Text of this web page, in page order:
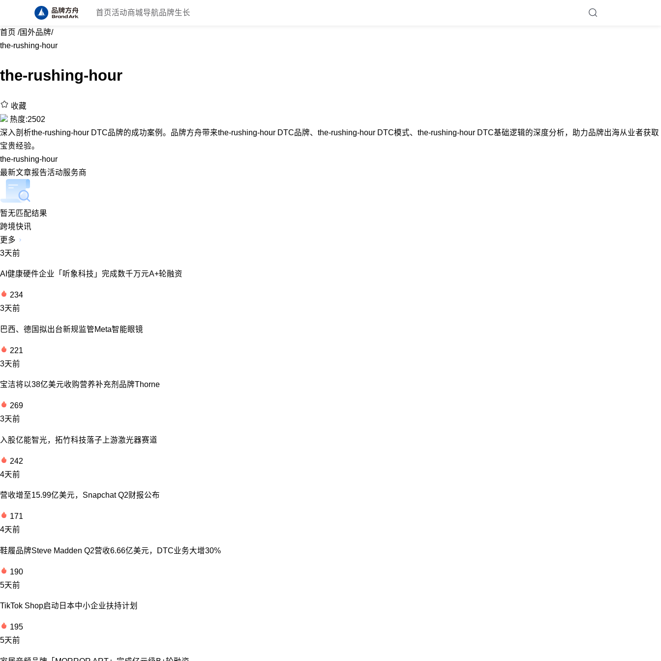
首页 活动商城导航品牌生长
首页 /国外品牌/
the-rushing-hour
the-rushing-hour
收藏
热度:2502
深入剖析the-rushing-hour DTC品牌的成功案例。品牌方舟带来the-rushing-hour DTC品牌、the-rushing-hour DTC模式、the-rushing-hour DTC基础逻辑的深度分析，助力品牌出海从业者获取
宝贵经验。
the-rushing-hour
最新文章报告活动服务商
暂无匹配结果
跨境快讯
更多
3天前
AI健康硬件企业「听象科技」完成数千万元A+轮融资
234
3天前
巴西、德国拟出台新规监管Meta智能眼镜
221
3天前
宝洁将以38亿美元收购营养补充剂品牌Thorne
269
3天前
入股亿能智光，拓竹科技落子上游激光器赛道
242
4天前
营收增至15.99亿美元，Snapchat Q2财报公布
171
4天前
鞋履品牌Steve Madden Q2营收6.66亿美元，DTC业务大增30%
190
5天前
TikTok Shop启动日本中小企业扶持计划
195
5天前